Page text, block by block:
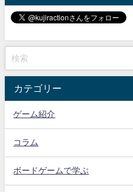
カテゴリー
ゲーム紹介
コラム
ボードゲームで学ぶ